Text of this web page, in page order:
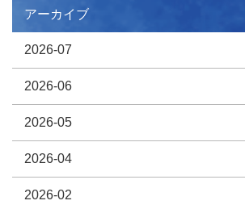
アーカイブ
2026-07
2026-06
2026-05
2026-04
2026-02